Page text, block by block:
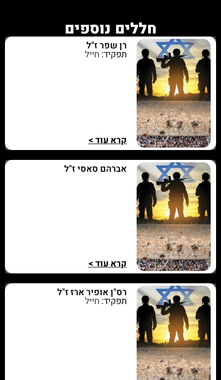
חללים נוספים
רן שפר ז"ל
תפקיד: חייל
קרא עוד >
אברהם סאסי ז"ל
קרא עוד >
רס"ן אופיר ארז ז"ל
תפקיד: חייל